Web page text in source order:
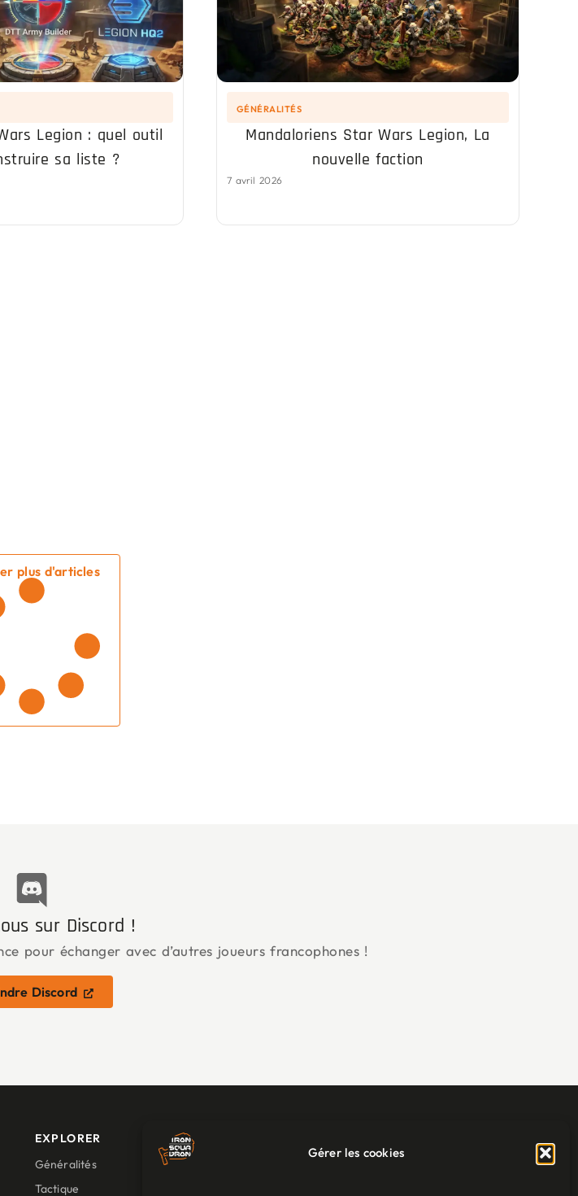
Gérer les cookies
Legion : quel outil
sa liste ?
GÉNÉRALITÉS
Mandaloriens Star Wars Legion, La
nouvelle faction
7 avril 2026
plus d'articles
sur Discord !
pour échanger avec d’autres joueurs francophones !
Discord
EXPLORER
Généralités
Tactique